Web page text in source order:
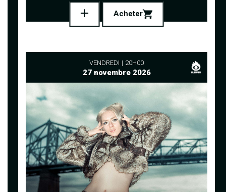
Acheter
VENDREDI 20H00
27 novembre 2026